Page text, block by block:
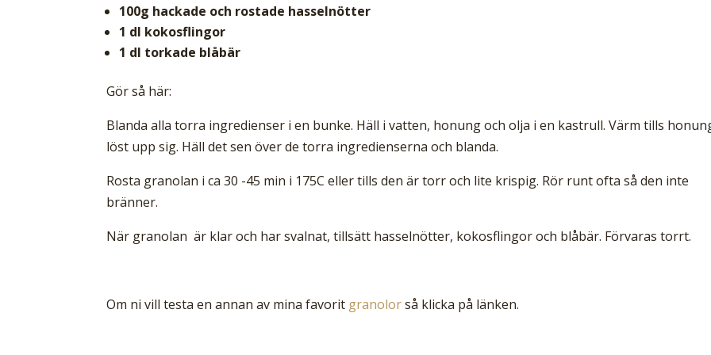
100g hackade och rostade hasselnötter
1 dl kokosflingor
1 dl torkade blåbär
Gör så här:
Blanda alla torra ingredienser i en bunke. Häll i vatten, honung och olja i en kastrull. Värm tills
löst upp sig. Häll det sen över de torra ingredienserna och blanda.
Rosta granolan i ca 30 -45 min i 175C eller tills den är torr och lite krispig. Rör runt ofta så den inte
bränner.
När granolan är klar och har svalnat, tillsätt hasselnötter, kokosflingor och blåbär. Förvaras torrt.
Om ni vill testa en annan av mina favorit granolorså klicka på länken.